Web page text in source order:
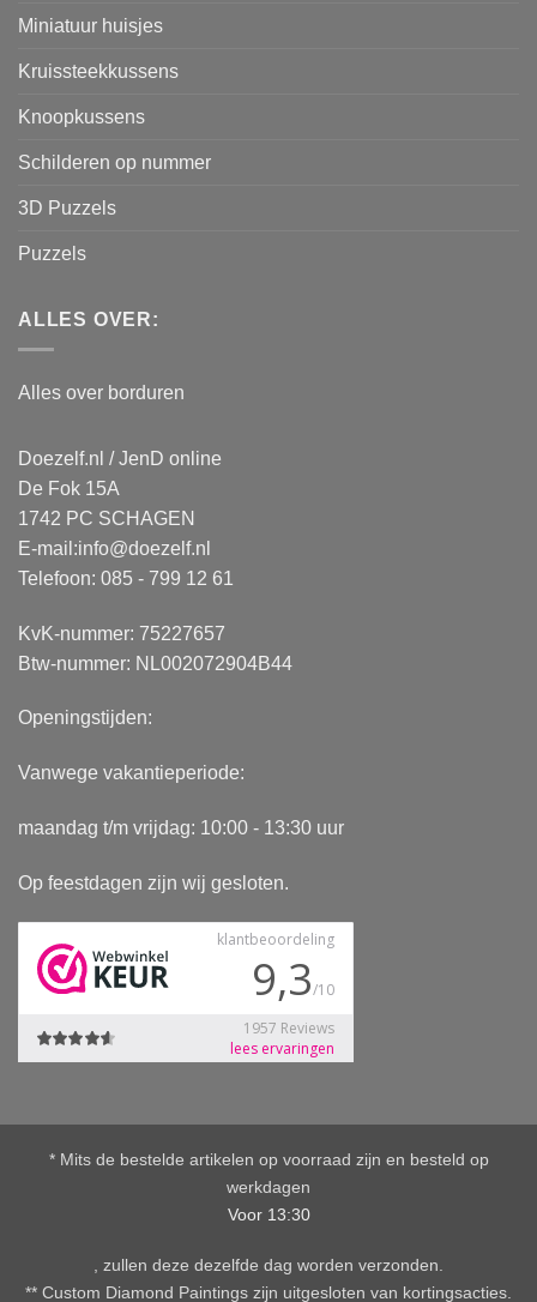
Miniatuur huisjes
Kruissteekkussens
Knoopkussens
Schilderen op nummer
3D Puzzels
Puzzels
ALLES OVER:
Alles over borduren
Doezelf.nl / JenD online
De Fok 15A
1742 PC SCHAGEN
E-mail:info@doezelf.nl
Telefoon: 085 - 799 12 61
KvK-nummer: 75227657
Btw-nummer: NL002072904B44
Openingstijden:
Vanwege vakantieperiode:
maandag t/m vrijdag: 10:00 - 13:30 uur
Op feestdagen zijn wij gesloten.
* Mits de bestelde artikelen op voorraad zijn en besteld op
werkdagen
Voor 13:30
, zullen deze dezelfde dag worden verzonden.
** Custom Diamond Paintings zijn uitgesloten van kortingsacties.